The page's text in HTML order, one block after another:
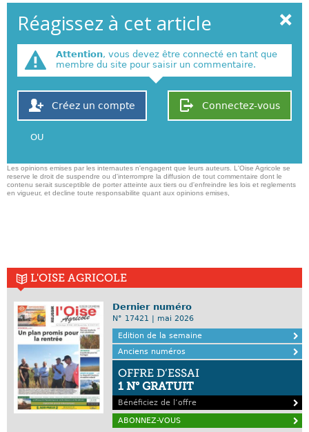
Réagissez à cet article
Attention, vous devez être connecté en tant que
membre du site pour saisir un commentaire.
Connectez-vous
Créez un compte
OU
Les opinions emises par les internautes n'engagent que leurs auteurs. L'Oise Agricole se
reserve le droit de suspendre ou d'interrompre la diffusion de tout commentaire dont le
contenu serait susceptible de porter atteinte aux tiers ou d'enfreindre les lois et reglements
en vigueur, et decline toute responsabilite quant aux opinions emises,
L'OISE AGRICOLE
Dernier numéro
N° 17421 | mai 2026
Edition de la semaine
Anciens numéros
OFFRE D’ESSAI
1 N° GRATUIT
Bénéficiez de l’offre
ABONNEZ-VOUS